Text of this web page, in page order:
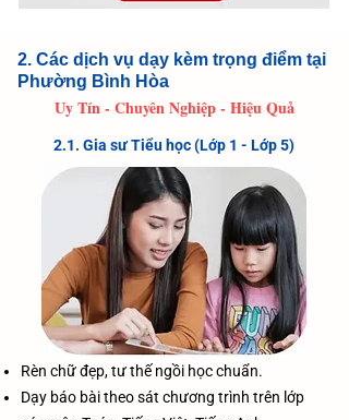
2. Các dịch vụ dạy kèm trọng điểm tại
Phường Bình Hòa
​Uy Tín - Chuyên Nghiệp - Hiệu Quả
2.1. Gia sư Tiểu học (Lớp 1 - Lớp 5)
Rèn chữ đẹp, tư thế ngồi học chuẩn.
Dạy báo bài theo sát chương trình trên lớp